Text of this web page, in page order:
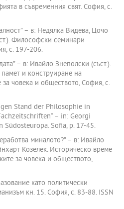
в съвременния свят. София, с.
– в: Недялка Видева, Цочо
Философски семинари
с. 197-206.
– в: Ивайло Знеполски (съст.).
и конструиране на
човека и обществото, София, с.
Stand der Philosophie in
– in: Georgi
Südosteuropa. Sofia, p. 17-45.
миналото?” – в: Ивайло
Козелек. Историческо време
за човека и обществото,
като политически
кн. 15. София, с. 83-88. ISSN